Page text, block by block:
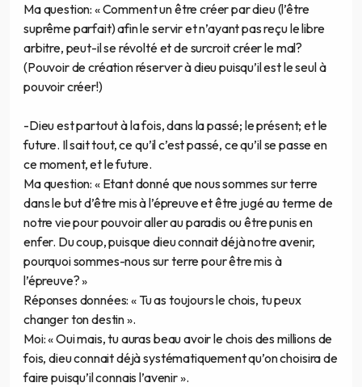
Ma question: « Comment un être créer par dieu (l’être
suprême parfait) afin le servir et n’ayant pas reçu le libre
arbitre, peut-il se révolté et de surcroit créer le mal?
(Pouvoir de création réserver à dieu puisqu’il est le seul à
pouvoir créer!)
-Dieu est partout à la fois, dans la passé; le présent; et le
future. Il sait tout, ce qu’il c’est passé, ce qu’il se passe en
ce moment, et le future.
Ma question: « Etant donné que nous sommes sur terre
dans le but d’être mis à l’épreuve et être jugé au terme de
notre vie pour pouvoir aller au paradis ou être punis en
enfer. Du coup, puisque dieu connait déjà notre avenir,
pourquoi sommes-nous sur terre pour être mis à
l’épreuve? »
Réponses données: « Tu as toujours le chois, tu peux
changer ton destin ».
Moi: « Oui mais, tu auras beau avoir le chois des millions de
fois, dieu connait déjà systématiquement qu’on choisira de
faire puisqu’il connais l’avenir ».